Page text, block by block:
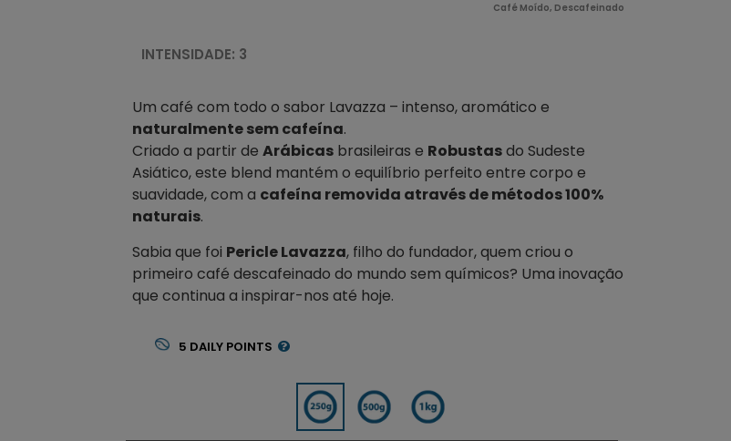
Café Moído, Descafeinado
INTENSIDADE: 3
Um café com todo o sabor Lavazza – intenso, aromático e
naturalmente sem cafeína.
Criado a partir de Arábicas brasileiras e Robustasdo Sudeste
Asiático, este blend mantém o equilíbrio perfeito entre corpo e
suavidade, com a cafeína removida através de métodos 100%
naturais.
Sabia que foi Pericle Lavazza, filho do fundador, quem criou o
primeiro café descafeinado do mundo sem químicos? Uma inovação
que continua a inspirar-nos até hoje.
5 DAILY POINTS